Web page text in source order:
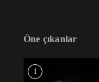
Öne çıkanlar
1